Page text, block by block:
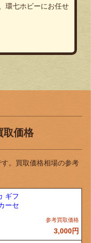
環七ホビーにお任せ
取価格
。買取価格相場の参考
ギフ
ーセ
3,000円